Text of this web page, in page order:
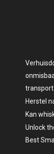
transport.
Herstel
Kan
Unlock
Best